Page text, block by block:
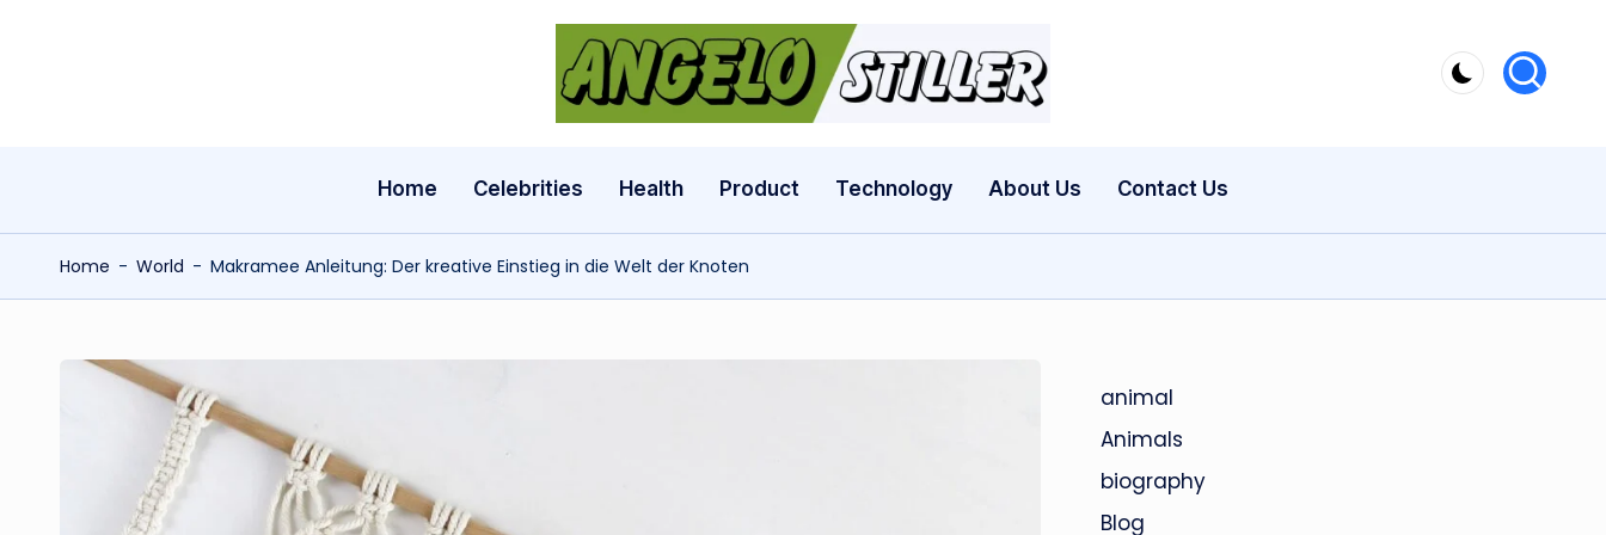
a
e
l
Home Celebrities Health Product Technology About Us Contact Us
Home - World - Makramee Anleitung: Der kreative Einstieg in die Welt der Knoten
animal
Animals
biography
Blog